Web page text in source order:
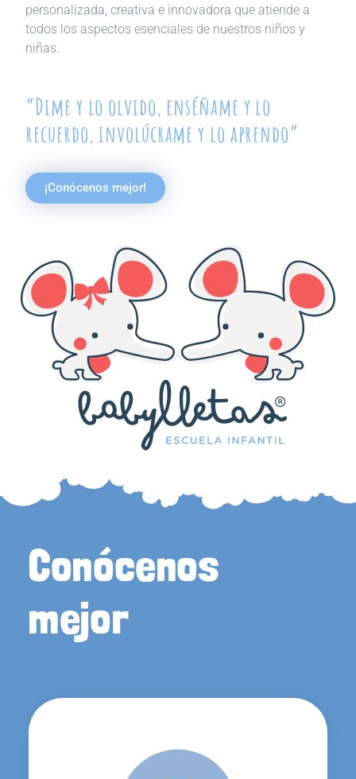
personalizada, creativa e innovadora que atiende a
todos los aspectos esenciales de nuestros niños y
niñas.
“Dime y lo olvido, enséñame y lo
recuerdo, involúcrame y lo aprendo”
¡Conócenos mejor!
Conócenos
mejor